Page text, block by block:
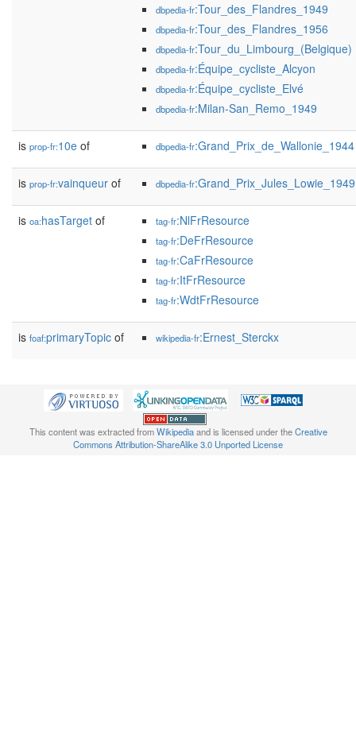
dbpedia-fr:Tour_des_Flandres_1949
dbpedia-fr:Tour_des_Flandres_1956
dbpedia-fr:Tour_du_Limbourg_(Belgique)
dbpedia-fr:Équipe_cycliste_Alcyon
dbpedia-fr:Équipe_cycliste_Elvé
dbpedia-fr:Milan-San_Remo_1949
is prop-fr:10e of dbpedia-fr:Grand_Prix_de_Wallonie_1944
is prop-fr:vainqueur of dbpedia-fr:Grand_Prix_Jules_Lowie_1949
is oa:hasTarget of tag-fr:NlFrResource
tag-fr:DeFrResource
tag-fr:CaFrResource
tag-fr:ItFrResource
tag-fr:WdtFrResource
is foaf:primaryTopic of wikipedia-fr:Ernest_Sterckx
This content was extracted fromWikipediaand is licensed under theCreative
Commons Attribution-ShareAlike 3.0 Unported License